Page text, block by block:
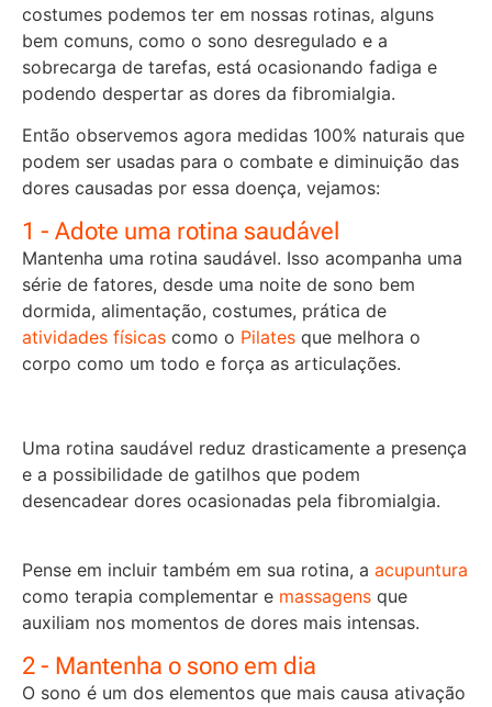
costumes podemos ter em nossas rotinas, alguns
bem comuns, como o sono desregulado e a
sobrecarga de tarefas, está ocasionando fadiga e
podendo despertar as dores da fibromialgia.
Então observemos agora medidas 100% naturais que
podem ser usadas para o combate e diminuição das
dores causadas por essa doença, vejamos:
1 - Adote uma rotina saudável
Mantenha uma rotina saudável. Isso acompanha uma
série de fatores, desde uma noite de sono bem
dormida, alimentação, costumes, prática de
atividades físicas como o Pilates que melhora o
corpo como um todo e força as articulações.
Uma rotina saudável reduz drasticamente a presença
e a possibilidade de gatilhos que podem
desencadear dores ocasionadas pela fibromialgia.
Pense em incluir também em sua rotina, a acupuntura
como terapia complementar e massagens que
auxiliam nos momentos de dores mais intensas.
2 - Mantenha o sono em dia
O sono é um dos elementos que mais causa ativação